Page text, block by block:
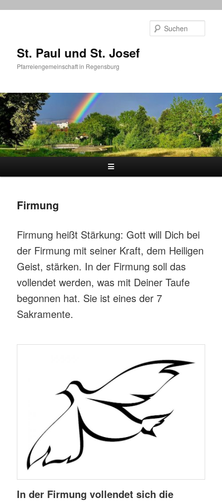
St. Paul und St. Josef
Pfarreiengemeinschaft in Regensburg
Firmung
Firmung heißt Stärkung: Gott will Dich bei
der Firmung mit seiner Kraft, dem Heiligen
Geist, stärken. In der Firmung soll das
vollendet werden, was mit Deiner Taufe
begonnen hat. Sie ist eines der 7
Sakramente.
In der Firmung vollendet sich die